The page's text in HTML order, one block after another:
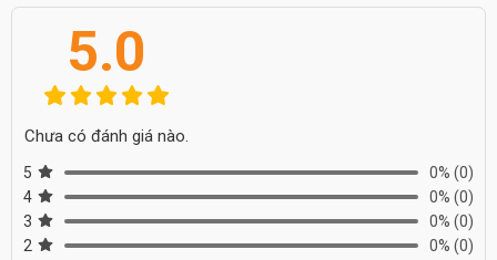
5.0
Chưa có đánh giá nào.
5 0% (0)
4
0% (0)
3
0% (0)
2
0% (0)